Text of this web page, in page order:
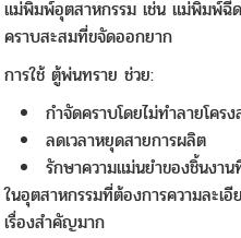
แม่พิมพ์อุตสาหกรรม เช่น แม่พิมพ์
คราบสะสมที่ขจัดออกยาก
การใช้ ตู้พ่นทราย ช่วย:
กำจัดคราบโดยไม่ทำลายโคร
ลดเวลาหยุดสายการผลิต
รักษาความแม่นยำของชิ้นงา
ในอุตสาหกรรมที่ต้องการความละเ
เรื่องสำคัญมาก